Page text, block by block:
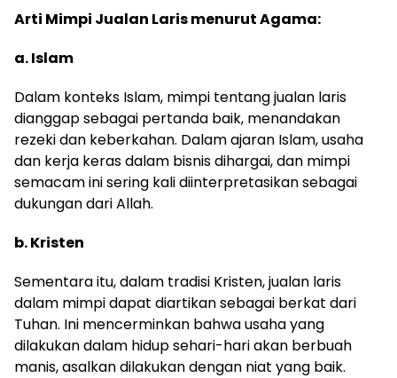
Arti Mimpi Jualan Laris menurut Agama:
a. Islam
Dalam konteks Islam, mimpi tentang jualan laris
dianggap sebagai pertanda baik, menandakan
rezeki dan keberkahan. Dalam ajaran Islam, usaha
dan kerja keras dalam bisnis dihargai, dan mimpi
semacam ini sering kali diinterpretasikan sebagai
dukungan dari Allah.
b. Kristen
Sementara itu, dalam tradisi Kristen, jualan laris
dalam mimpi dapat diartikan sebagai berkat dari
Tuhan. Ini mencerminkan bahwa usaha yang
dilakukan dalam hidup sehari-hari akan berbuah
manis, asalkan dilakukan dengan niat yang baik.